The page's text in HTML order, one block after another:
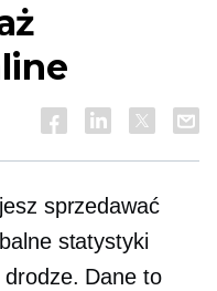
sprzedawać
statystyki
Dane to